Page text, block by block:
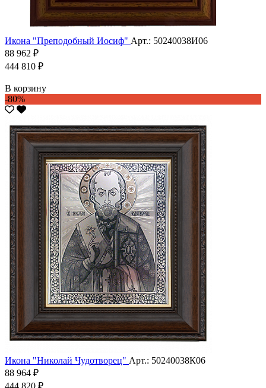
Икона "Преподобный Иосиф" Арт.: 50240038И06
88 962 ₽
444 810 ₽
В корзину
-80%
Икона "Николай Чудотворец" Арт.: 50240038К06
88 964 ₽
444 820 ₽